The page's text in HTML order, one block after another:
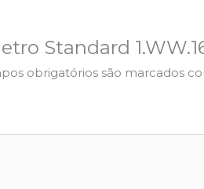
Standard
obrigatórios são marcados